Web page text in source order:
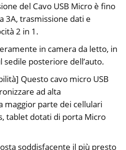
del Cavo USB Micro è fino
3A, trasmissione dati e
2 in 1.
in camera da letto, in
sedile posteriore dell’auto.
Questo cavo micro USB
ad alta
maggior parte dei cellulari
tablet dotati di porta Micro
soddisfacente il più presto